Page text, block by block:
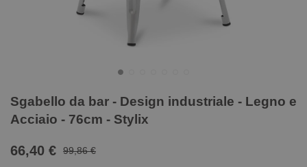
Sgabello da bar - Design industriale - Legno e
Acciaio - 76cm - Stylix
66,40 € 99,86 €